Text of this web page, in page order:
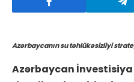
Azərbaycanın su təhlükəsizliyi
Azərbaycan